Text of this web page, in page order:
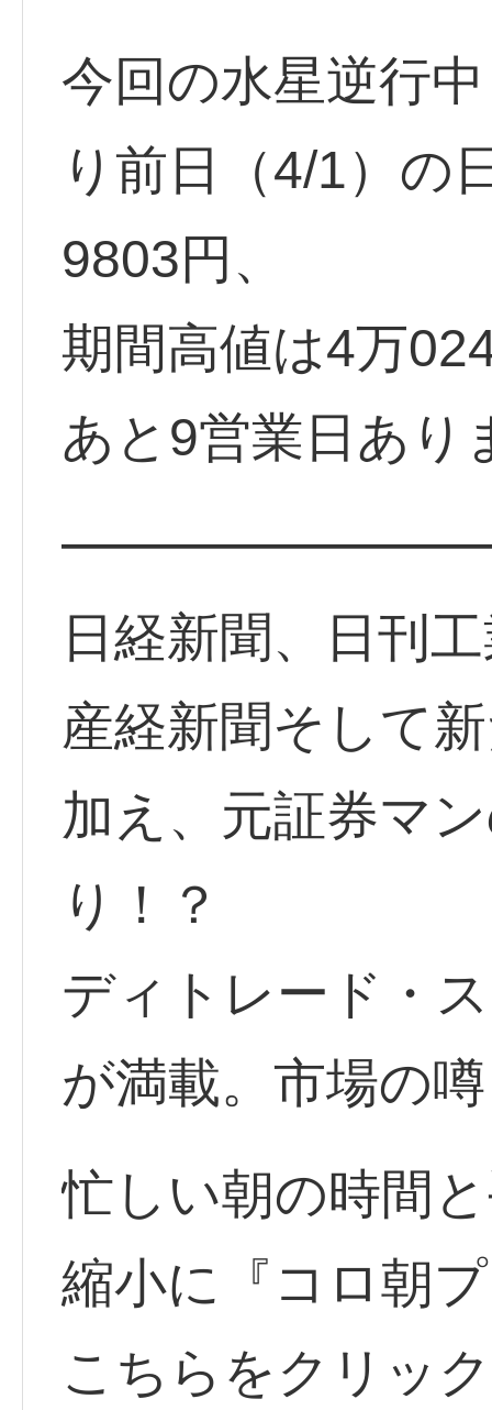
今回の水星逆行
り前日（4/1）の
9803円、
期間高値は4万
あと9営業日あり
日経新聞、日刊
産経新聞そして
加え、元証券マ
り！？
ディトレード・
が満載。市場の
忙しい朝の時間
縮小に『コロ朝
こちらをクリ